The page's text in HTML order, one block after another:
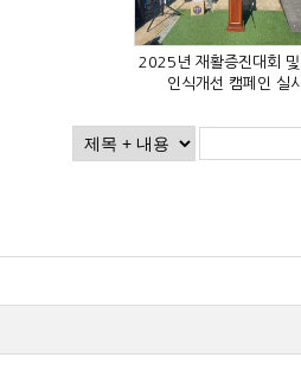
인식개선 캠페인 실시